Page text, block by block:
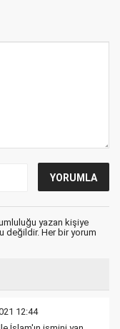
yazan kişiye
değildir. Her bir yorum
12:44